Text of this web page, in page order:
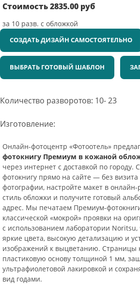
Стоимость2835.00 руб
за 10 разв. с обложкой
СОЗДАТЬ ДИЗАЙН САМОСТОЯТЕЛЬНО
ВЫБРАТЬ ГОТОВЫЙ ШАБЛОН
Количество разворотов: 10- 23
Изготовление:
Онлайн-фотоцентр «Фотоотель»
фотокнигу Премиум в кожаной
через интернет с доставкой по городу.
фотокнигу прямо на сайте — без визита
фотографии, настройте макет в
стиль обложки и получите готовый
адрес. Мы печатаем Премиум-
классической «мокрой» проявки на
с использованием лаборатории Noritsu,
яркие цвета, высокую детализацию и
изображений к выцветанию. Страницы
пластиковую основу толщиной 1 мм,
ультрафиолетовой лакировкой и
вид годами.